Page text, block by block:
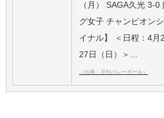
（月） SAGA久光 3-0
グ女子 チャンピオン
イナル】 ＜日程：4月
27日（日）＞…
（出典：月刊バレーボール）